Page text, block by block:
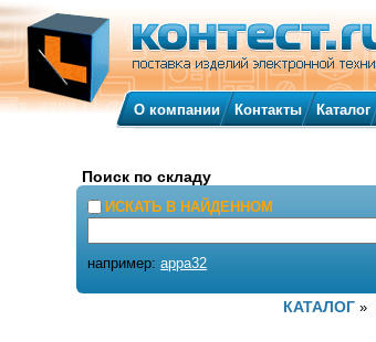
КАТАЛОГ »
О компании Контакты Каталог
Поиск по складу
ИСКАТЬ В НАЙДЕННОМ
например:appa32